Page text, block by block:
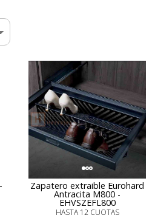
Zapatero extraible Eurohard
Antracita M800 -
EHVSZEFL800
HASTA 12 CUOTAS